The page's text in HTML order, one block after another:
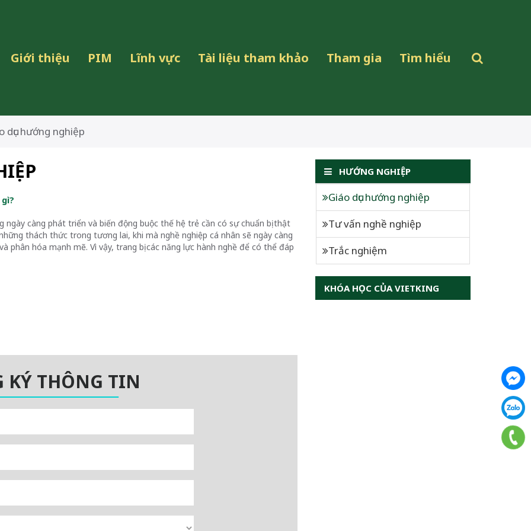
Giới thiệu PIM Lĩnh vực Tài liệu tham khảo Tham gia Tìm hiểu
dục hướng nghiệp
ngày càng phát triển và biến động buộc thế hệ trẻ cần có sự chuẩn bị thật
thách thức trong tương lai, khi mà nghề nghiệp cá nhân sẽ ngày càng
phân hóa mạnh mẽ. Vì vậy, trang bị các năng lực hành nghề để có thể đáp
KÝ THÔNG TIN
HƯỚNG NGHIỆP
Giáo dục hướng nghiệp
Tư vấn nghề nghiệp
Trắc nghiệm
KHÓA HỌC CỦA VIETKING